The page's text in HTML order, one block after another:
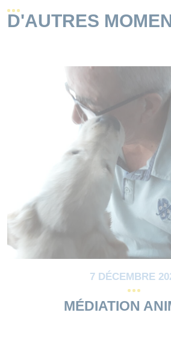
D'AUTRES
7 DÉCEMBRE
MÉDIATION